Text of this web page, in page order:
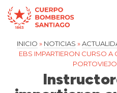
INICIO » NOTICIAS »
EBS IMPARTIERON CURSO